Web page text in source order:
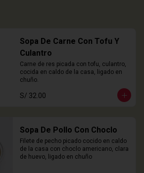
Sopa De Carne Con Tofu Y
Culantro
Carne de res picada con tofu, culantro,
cocida en caldo de la casa, ligado en
chuño.
S/ 32.00
Sopa De Pollo Con Choclo
Filete de pecho picado cocido en caldo
de la casa con choclo americano, clara
de huevo, ligado en chuño